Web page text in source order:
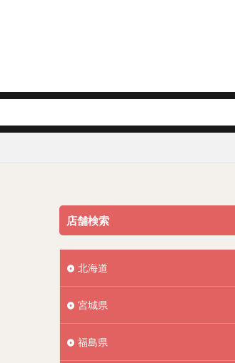
店舗検索
北海道
宮城県
福島県